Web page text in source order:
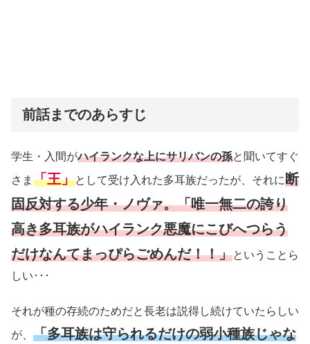
前話までのあらすじ
学生・入間がハイランクな上にサリバンの孫と聞いてすぐ
さま 「王」として受け入れた多耳族だったが、それに断
固反対する少年・ノヴァ。「唯一無二の誇り
高き多耳族がハイランク悪魔にこびへつらう
だけなんてまっぴらごめんだ！！」ということら
しい･･･
それが種の存続のためだと長老は説得し続けていたらしい
が、 「多耳族は守られるだけの弱小種族じゃな